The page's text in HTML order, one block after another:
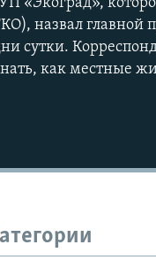
назвал главной
сутки.
как местные